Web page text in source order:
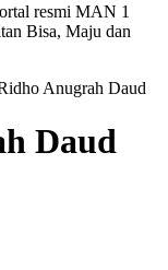
resmi MAN 1
Bisa, Maju dan
Anugrah Daud
Daud